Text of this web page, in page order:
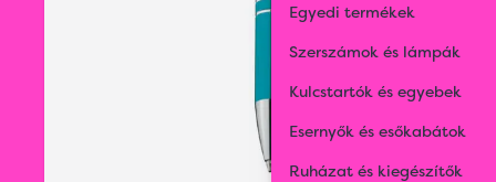
Egyedi termékek
Szerszámok és lámpák
Kulcstartók és egyebek
Esernyők és esőkabátok
Ruházat és kiegészítők